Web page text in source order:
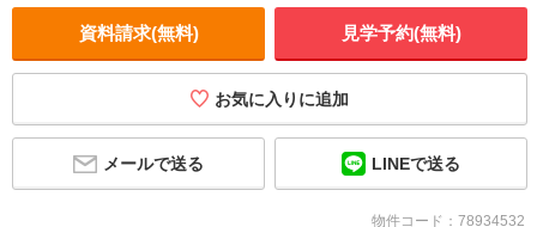
資料請求(無料) 見学予約(無料)
お気に入りに追加
メールで送る LINEで送る
物件コード：78934532